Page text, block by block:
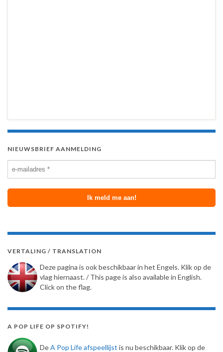
NIEUWSBRIEF AANMELDING
VERTALING / TRANSLATION
Deze pagina is ook beschikbaar in het Engels. Klik op de
vlag hiernaast. / This page is also available in English.
Click on the flag.
A POP LIFE OP SPOTIFY!
DeA Pop Life afspeellijst is nu beschikbaar. Klik op de